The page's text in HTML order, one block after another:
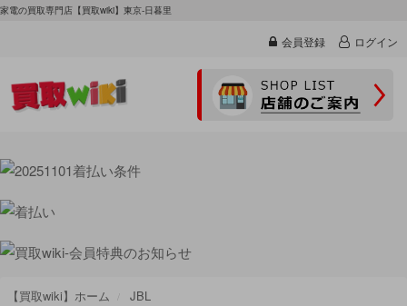
家電の買取専門店【買取wiki】東京-日暮里
会員登録 ログイン
【買取wiki】ホーム JBL